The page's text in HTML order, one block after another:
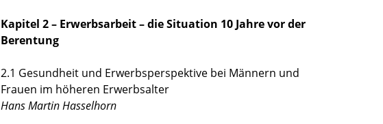
Kapitel 2 – Erwerbsarbeit – die Situation 10 Jahre vor der
Berentung
2.1 Gesundheit und Erwerbsperspektive bei Männern und
Frauen im höheren Erwerbsalter
Hans Martin Hasselhorn